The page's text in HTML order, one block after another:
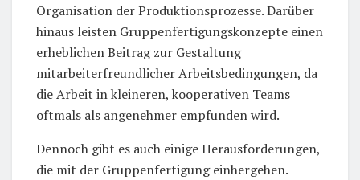
Organisation der Produktionsprozesse. Darüber
hinaus leisten Gruppenfertigungskonzepte einen
erheblichen Beitrag zur Gestaltung
mitarbeiterfreundlicher Arbeitsbedingungen, da
die Arbeit in kleineren, kooperativen Teams
oftmals als angenehmer empfunden wird.
Dennoch gibt es auch einige Herausforderungen,
die mit der Gruppenfertigung einhergehen.